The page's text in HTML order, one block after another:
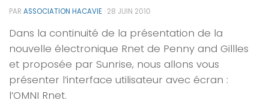
PAR ASSOCIATION HACAVIE · 28 JUIN 2010
Dans la continuité de la présentation de la
nouvelle électronique Rnet de Penny and Gillles
et proposée par Sunrise, nous allons vous
présenter l’interface utilisateur avec écran :
l’OMNI Rnet.